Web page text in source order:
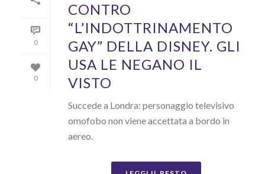
0
0
CONTRO
“L’INDOTTRINAMENTO
GAY” DELLA DISNEY. GLI
USA LE NEGANO IL
VISTO
Succede a Londra: personaggio televisivo
omofobo non viene accettata a bordo in
aereo.